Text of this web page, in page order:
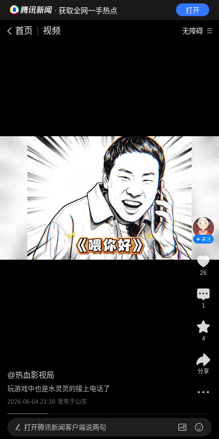
· 获取全网一手热点 打开
首页 视频 无障碍
@热血影视局
玩游戏中也是水灵灵的接上电话了
2026-06-04 21:39 发布于山东
关注
26
1
4
分享
打开腾讯新闻客户端说两句